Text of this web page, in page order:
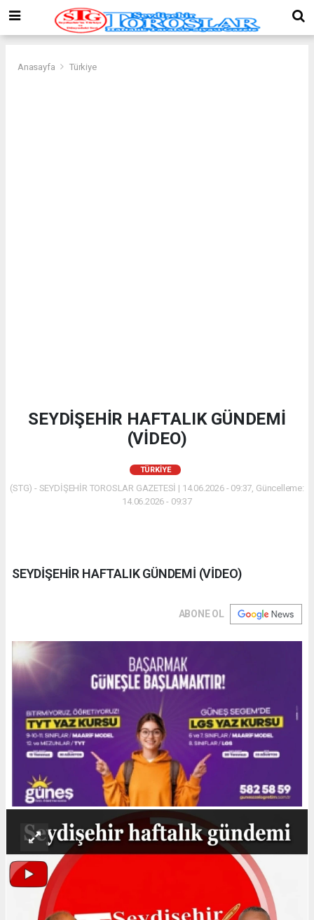
Anasayfa Türkiye
SEYDİŞEHİR HAFTALIK GÜNDEMİ
(VİDEO)
TÜRKIYE
(STG) - SEYDİŞEHİR TOROSLAR GAZETESİ | 14.06.2026 - 09:37, Güncelleme:
14.06.2026 - 09:37
SEYDİŞEHİR HAFTALIK GÜNDEMİ (VİDEO)
ABONE OL